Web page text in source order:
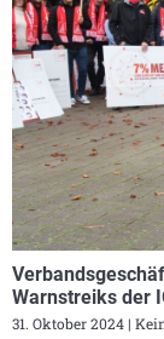
Warnstreiks der
31. Oktober 2024